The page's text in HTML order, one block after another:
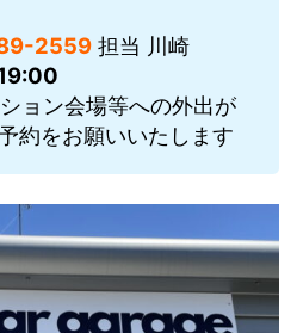
2559 担当 川崎
ョン会場等への外出が
約をお願いいたします